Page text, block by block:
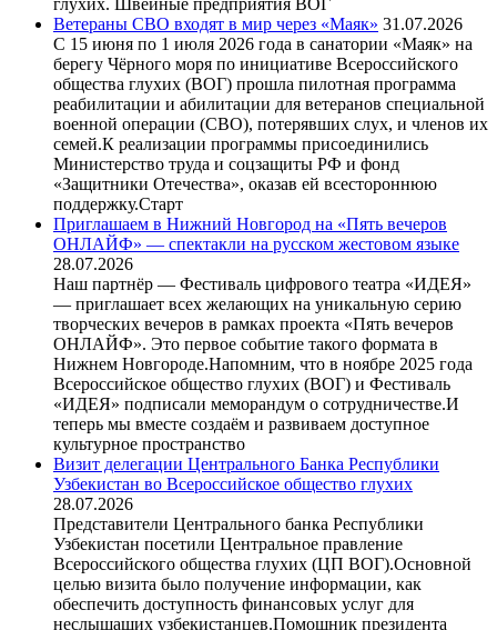
Ветераны СВО входят в мир через «Маяк» 31.07.2026
С 15 июня по 1 июля 2026 года в санатории «Маяк» на
берегу Чёрного моря по инициативе Всероссийского
общества глухих (ВОГ) прошла пилотная программа
реабилитации и абилитации для ветеранов специальной
военной операции (СВО), потерявших слух, и членов их
семей.К реализации программы присоединились
Министерство труда и соцзащиты РФ и фонд
«Защитники Отечества», оказав ей всестороннюю
поддержку.Старт
Приглашаем в Нижний Новгород на «Пять вечеров
ОНЛАЙФ» — спектакли на русском жестовом языке
28.07.2026
Наш партнёр — Фестиваль цифрового театра «ИДЕЯ»
— приглашает всех желающих на уникальную серию
творческих вечеров в рамках проекта «Пять вечеров
ОНЛАЙФ». Это первое событие такого формата в
Нижнем Новгороде.Напомним, что в ноябре 2025 года
Всероссийское общество глухих (ВОГ) и Фестиваль
«ИДЕЯ» подписали меморандум о сотрудничестве.И
теперь мы вместе создаём и развиваем доступное
культурное пространство
Визит делегации Центрального Банка Республики
Узбекистан во Всероссийское общество глухих
28.07.2026
Представители Центрального банка Республики
Узбекистан посетили Центральное правление
Всероссийского общества глухих (ЦП ВОГ).Основной
целью визита было получение информации, как
обеспечить доступность финансовых услуг для
неслышащих узбекистанцев.Помощник президента